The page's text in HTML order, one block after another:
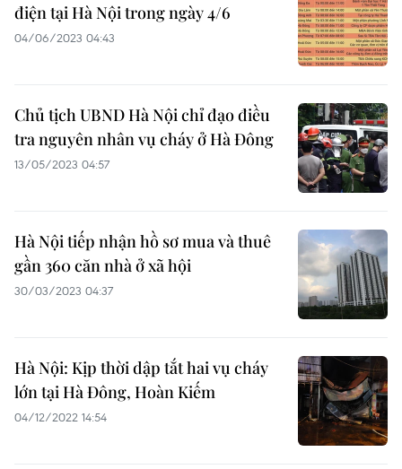
điện tại Hà Nội trong ngày 4/6
04/06/2023 04:43
Chủ tịch UBND Hà Nội chỉ đạo điều
tra nguyên nhân vụ cháy ở Hà Đông
13/05/2023 04:57
Hà Nội tiếp nhận hồ sơ mua và thuê
gần 360 căn nhà ở xã hội
30/03/2023 04:37
Hà Nội: Kịp thời dập tắt hai vụ cháy
lớn tại Hà Đông, Hoàn Kiếm
04/12/2022 14:54